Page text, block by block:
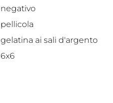
negativo
pellicola
gelatina ai sali d'argento
6x6